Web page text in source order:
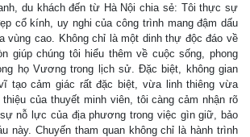
du khách đến từ Hà Nội chia sẻ: Tôi thực sự
cổ kính, uy nghi của công trình mang đậm dấu
vùng cao. Không chỉ là một dinh thự độc đáo về
giúp chúng tôi hiểu thêm về cuộc sống, phong
họ Vương trong lịch sử. Đặc biệt, không gian
tạo cảm giác rất đặc biệt, vừa linh thiêng vừa
của thuyết minh viên, tôi càng cảm nhận rõ
nỗ lực của địa phương trong việc gìn giữ, bảo
này. Chuyến tham quan không chỉ là hành trình